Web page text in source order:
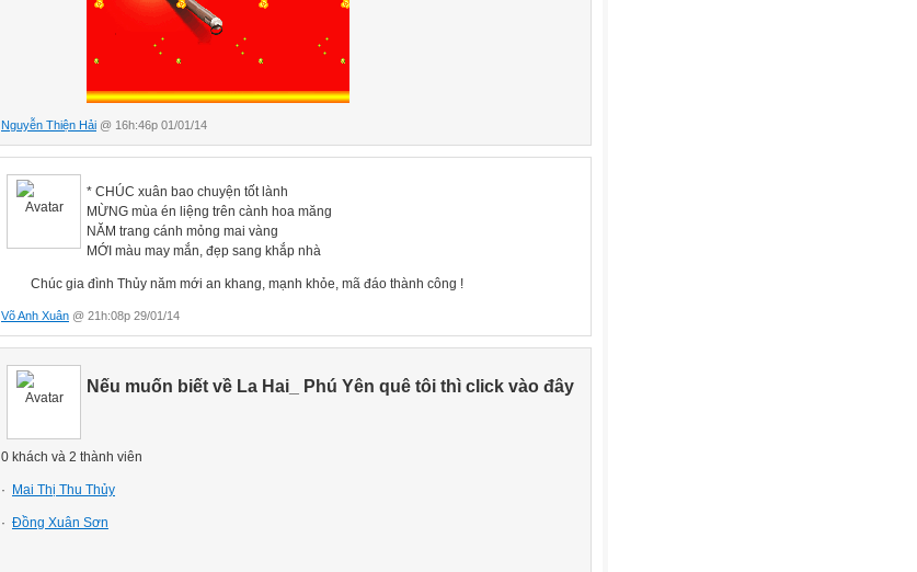
Nguyễn Thiện Hải @ 16h:46p 01/01/14
* CHÚC xuân bao chuyện tốt lành
MỪNG mùa én liệng trên cành hoa măng
NĂM trang cánh mỏng mai vàng
MỚI màu may mắn, đẹp sang khắp nhà
Chúc gia đình Thủy năm mới an khang, mạnh khỏe, mã đáo thành công !
Võ Anh Xuân @ 21h:08p 29/01/14
Nếu muốn biết về La Hai_ Phú Yên quê tôi thì click vào đây
0 khách và 2 thành viên
· Mai Thị Thu Thủy
· Đồng Xuân Sơn